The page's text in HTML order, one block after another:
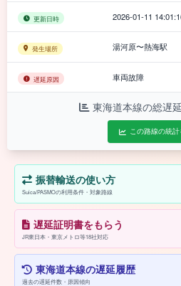
更新日時 2026-01-11
発生場所 湯河原〜熱海駅
遅延原因 車両故障
東海道本線の総遅
この路線の統
振替輸送の使い方
Suica/PASMOの利用条件・対象路線
遅延証明書をもらう
JR東日本・東京メトロ等18社対応
東海道本線の遅延履歴
過去の遅延件数・原因傾向